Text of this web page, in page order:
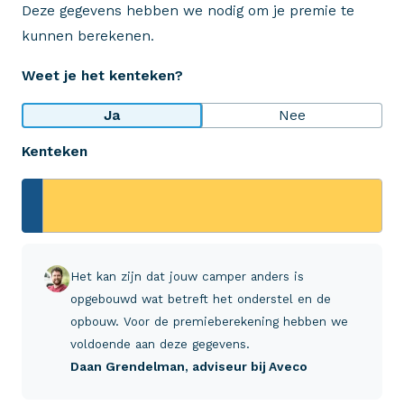
Deze gegevens hebben we nodig om je premie te
kunnen berekenen.
Weet je het kenteken?
Ja Nee
Kenteken
Het kan zijn dat jouw camper anders is
opgebouwd wat betreft het onderstel en de
opbouw. Voor de premieberekening hebben we
voldoende aan deze gegevens.
Daan Grendelman, adviseur bij Aveco
Wij krijgen een 8,5!
Op basis van ruim 3.000 reviews
Bekijk wat anderen over ons zeggen
+31 (0)523 - 20 80 30
Verzekeringen
ZekerheidsPakket